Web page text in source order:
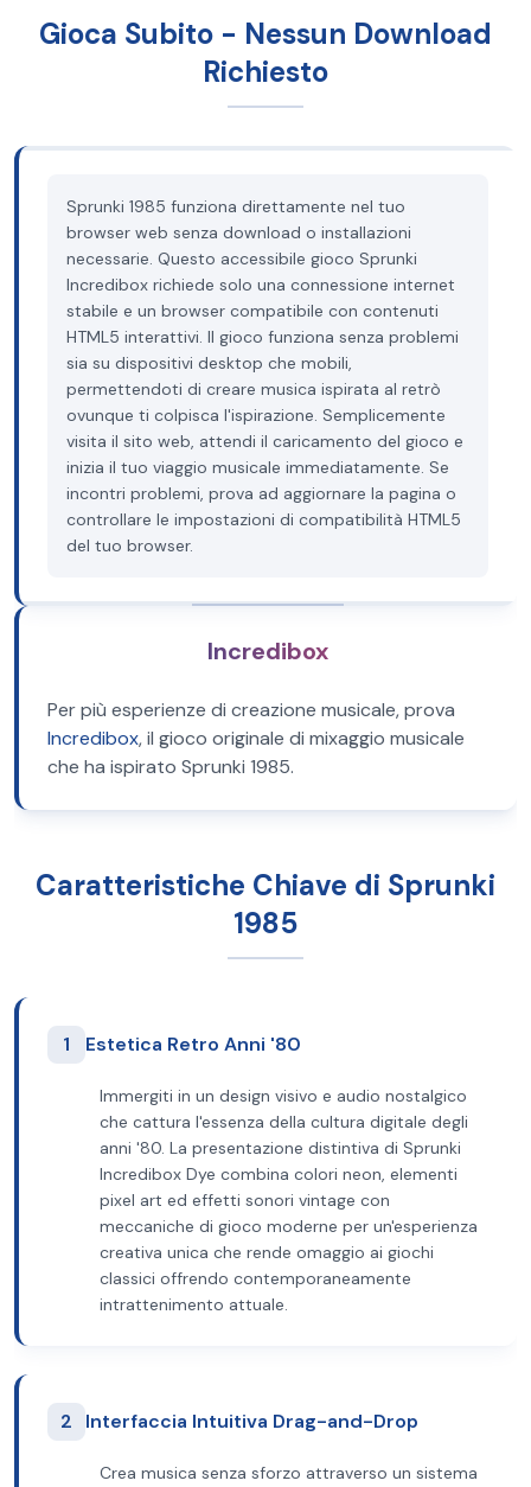
Gioca Subito - Nessun Download
Richiesto
Sprunki 1985 funziona direttamente nel tuo
browser web senza download o installazioni
necessarie. Questo accessibile gioco Sprunki
Incredibox richiede solo una connessione internet
stabile e un browser compatibile con contenuti
HTML5 interattivi. Il gioco funziona senza problemi
sia su dispositivi desktop che mobili,
permettendoti di creare musica ispirata al retrò
ovunque ti colpisca l'ispirazione. Semplicemente
visita il sito web, attendi il caricamento del gioco e
inizia il tuo viaggio musicale immediatamente. Se
incontri problemi, prova ad aggiornare la pagina o
controllare le impostazioni di compatibilità HTML5
del tuo browser.
Incredibox
Per più esperienze di creazione musicale, prova
Incredibox, il gioco originale di mixaggio musicale
che ha ispirato Sprunki 1985.
Caratteristiche Chiave di Sprunki
1985
1 Estetica Retro Anni '80
Immergiti in un design visivo e audio nostalgico
che cattura l'essenza della cultura digitale degli
anni '80. La presentazione distintiva di Sprunki
Incredibox Dye combina colori neon, elementi
pixel art ed effetti sonori vintage con
meccaniche di gioco moderne per un'esperienza
creativa unica che rende omaggio ai giochi
classici offrendo contemporaneamente
intrattenimento attuale.
2 Interfaccia Intuitiva Drag-and-Drop
Crea musica senza sforzo attraverso un sistema